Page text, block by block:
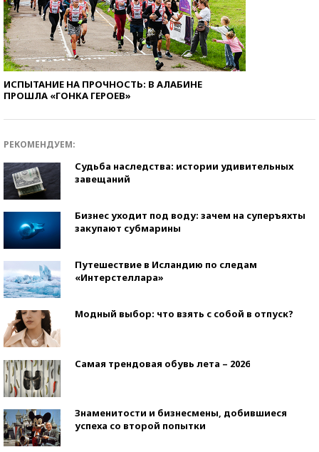
ИСПЫТАНИЕ НА ПРОЧНОСТЬ: В АЛАБИНЕ
ПРОШЛА «ГОНКА ГЕРОЕВ»
РЕКОМЕНДУЕМ:
Судьба наследства: истории удивительных
завещаний
Бизнес уходит под воду: зачем на суперъяхты
закупают субмарины
Путешествие в Исландию по следам
«Интерстеллара»
Модный выбор: что взять с собой в отпуск?
Самая трендовая обувь лета – 2026
Знаменитости и бизнесмены, добившиеся
успеха со второй попытки